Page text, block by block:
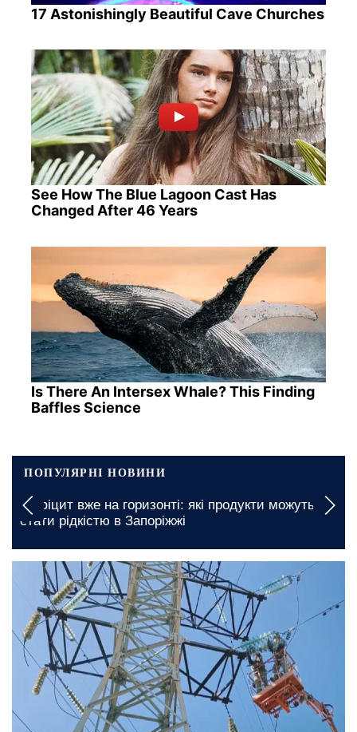
17 Astonishingly Beautiful Cave Churches
See How The Blue Lagoon Cast Has
Changed After 46 Years
Is There An Intersex Whale? This Finding
Baffles Science
ПОПУЛЯРНІ НОВИНИ
можуть
«Це загроза всім демократіям»: експерт
попередив про можливе залучення
північнокорейців у війну
сьогодні, 12:00